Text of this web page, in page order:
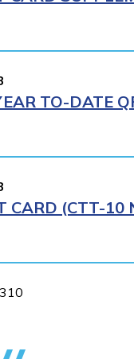
TO-DATE
CARD (CTT-